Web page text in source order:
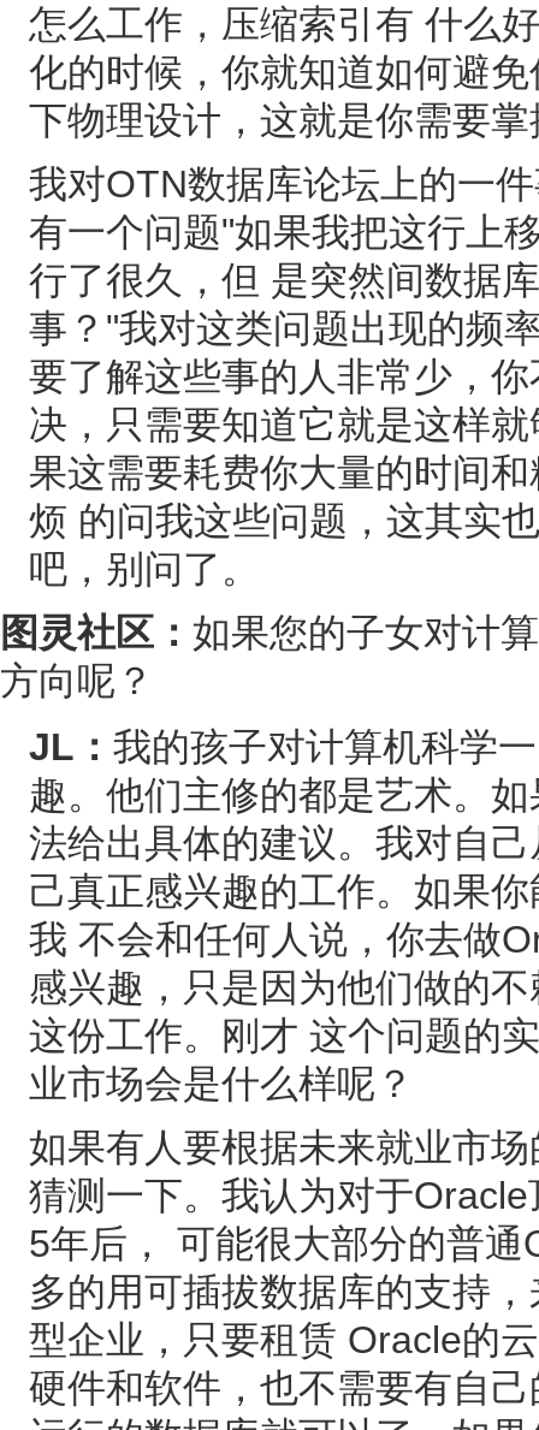
怎么工作，压缩索引有 什么
化的时候，你就知道如何避
下物理设计，这就是你需要
我对OTN数据库论坛上的一
有一个问题"如果我把这行上
行了很久，但 是突然间数据
事？"我对这类问题出现的频
要了解这些事的人非常少，
决，只需要知道它就是这样
果这需要耗费你大量的时间
烦 的问我这些问题，这其实
吧，别问了。
图灵社区： 如果您的子女对计
方向呢？
JL： 我的孩子对计算机科学
趣。他们主修的都是艺术。
法给出具体的建议。我对自
己真正感兴趣的工作。如果
我 不会和任何人说，你去做
感兴趣，只是因为他们做的
这份工作。刚才 这个问题的
业市场会是什么样呢？
如果有人要根据未来就业市
猜测一下。我认为对于
5年后， 可能很大部分的普
多的用可插拔数据库的支持
型企业，只要租赁 Oracle的
硬件和软件，也不需要有自